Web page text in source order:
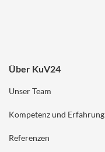
Über KuV24
Unser Team
Kompetenz und Erfahrung
Referenzen